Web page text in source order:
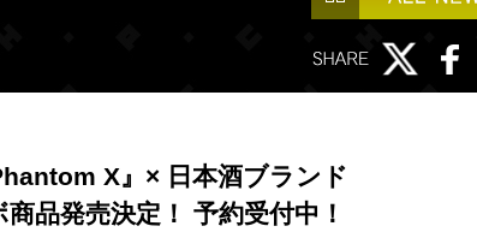
X』× 日本酒ブランド
商品発売決定！ 予約受付中！